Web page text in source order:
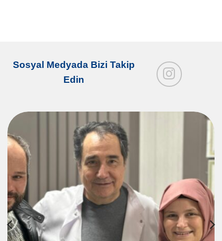
Sosyal Medyada Bizi Takip
Edin